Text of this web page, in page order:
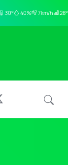
30° 40% 7km/h